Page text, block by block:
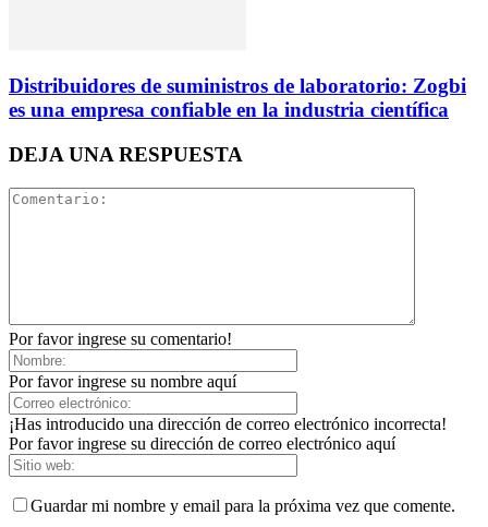
Distribuidores de suministros de laboratorio: Zogbi
es una empresa confiable en la industria científica
DEJA UNA RESPUESTA
Por favor ingrese su comentario!
Por favor ingrese su nombre aquí
¡Has introducido una dirección de correo electrónico incorrecta!
Por favor ingrese su dirección de correo electrónico aquí
Guardar mi nombre y email para la próxima vez que comente.